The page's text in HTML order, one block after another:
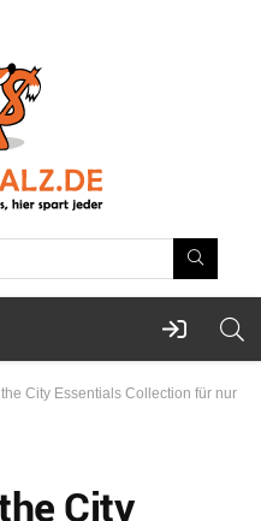
City Essentials Collection für nur
City